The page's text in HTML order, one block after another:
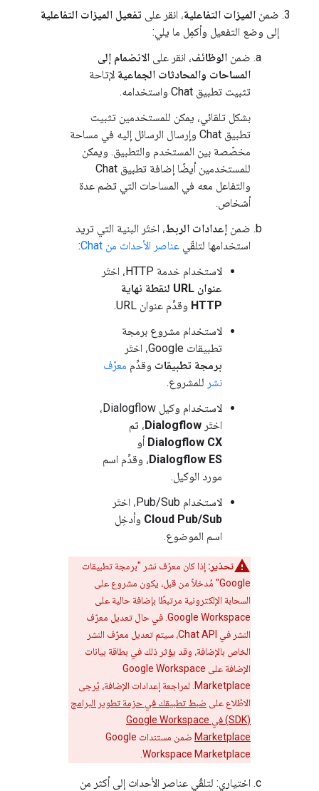
ضمن الميزات التفاعلية، انقر على تفعيل الميزات التفاعلية
إلى وضع التفعيل وأكمِل ما يلي:
ضمن الوظائف، انقر على الانضمام إلى
المساحات والمحادثات الجماعية لإتاحة
تثبيت تطبيق Chat واستخدامه.
بشكل تلقائي، يمكن للمستخدمين تثبيت
تطبيق Chat وإرسال الرسائل إليه في مساحة
مخصّصة بين المستخدم والتطبيق. ويمكن
للمستخدمين أيضًا إضافة تطبيق Chat
والتفاعل معه في المساحات التي تضم عدة
أشخاص.
ضمن إعدادات الربط، اختَر البنية التي تريد
استخدامها لتلقّي عناصر الأحداث من Chat
:
لاستخدام خدمة HTTP، اختَر
عنوان URL لنقطة نهاية
HTTP وقدِّم عنوان URL.
لاستخدام مشروع برمجة
تطبيقات Google، اختَر
برمجة تطبيقات وقدِّم معرّف
نشر للمشروع.
لاستخدام وكيل Dialogflow،
اختَر Dialogflow، ثم
Dialogflow CX أو
Dialogflow ES، وقدِّم اسم
مورد الوكيل.
لاستخدام Pub/Sub، اختَر
Cloud Pub/Sub وأدخِل
اسم الموضوع.
تحذير: إذا كان معرّف نشر "برمجة تطبيقات
Google" مُدخلاً من قبل، يكون مشروع على
السحابة الإلكترونية مرتبطًا بإضافة حالية على
Google Workspace. في حال تعديل معرّف
النشر في Chat API، سيتم تعديل معرّف النشر
الخاص بالإضافة، وقد يؤثر ذلك في بطاقة بيانات
الإضافة على Google Workspace
Marketplace. لمراجعة إعدادات الإضافة، يُرجى
الاطّلاع على ضبط تطبيقك في حزمة تطوير البرامج
(SDK) في Google Workspace
Marketplace
ضمن مستندات Google
Workspace Marketplace.
اختياري: لتلقّي عناصر الأحداث إلى أكثر من